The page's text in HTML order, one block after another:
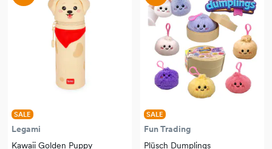
SALE
Legami
Kawaii Golden Puppy
SALE
Fun Trading
Plüsch Dumplings